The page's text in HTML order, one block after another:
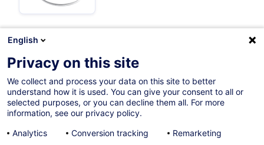
Formation présentielle
Cours du jour
French / Français
English
Privacy on this site
We collect and process your data on this site to better
understand how it is used. You can give your consent to all or
selected purposes, or you can decline them all. For more
information, see our privacy policy.
Analytics
Conversion tracking Remarketing